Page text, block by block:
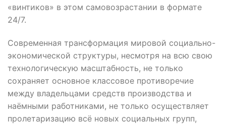
«винтиков» в этом самовозрастании в формате
24/7.
Современная трансформация мировой социально-
экономической структуры, несмотря на всю свою
технологическую масштабность, не только
сохраняет основное классовое противоречие
между владельцами средств производства и
наёмными работниками, не только осуществляет
пролетаризацию всё новых социальных групп,